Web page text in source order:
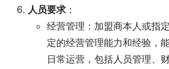
人员要求 ：
经营管理：加盟商本人或指
定的经营管理能力和经验，
日常运营，包括人员管理、